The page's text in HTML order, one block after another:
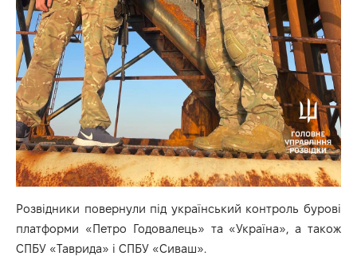
Розвідники повернули під український контроль бурові
платформи «Петро Годовалець» та «Україна», а також
СПБУ «Таврида» і СПБУ «Сиваш».